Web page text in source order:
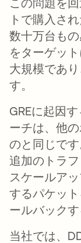
トで購入さ
数十万台も
をターゲッ
大規模であ
す。
GREに起因
ーチは、他
のと同じで
追加のトラ
スケールア
するパケッ
ールバック
当社では、